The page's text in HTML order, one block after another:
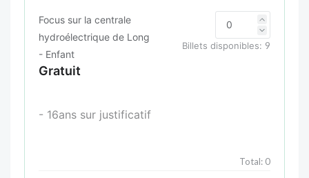
Focus sur la centrale
hydroélectrique de Long
- Enfant
Gratuit
Billets disponibles: 9
- 16ans sur justificatif
Total: 0